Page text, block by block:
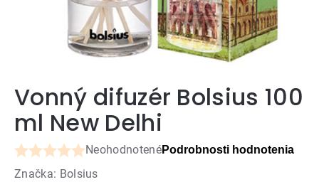
Vonný difuzér Bolsius 100
ml New Delhi
Priemerné
hodnotenie
NeohodnotenéPodrobnosti hodnotenia
Značka: Bolsius